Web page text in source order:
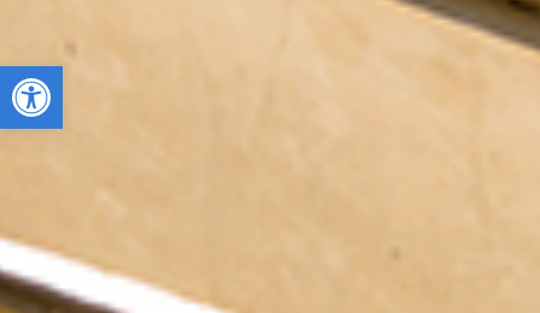
Deschide bara de unelte